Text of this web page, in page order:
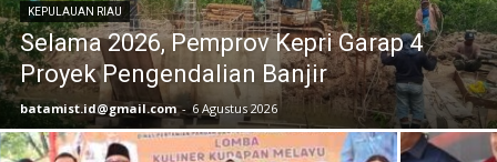
KEPULAUAN RIAU
Selama 2026, Pemprov Kepri Garap 4
Proyek Pengendalian Banjir
batamist.id@gmail.com - 6 Agustus 2026